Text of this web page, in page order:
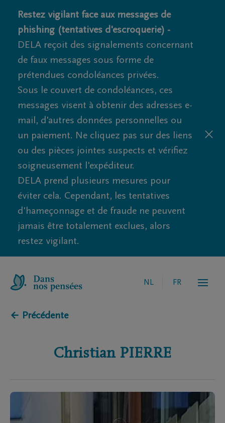
Restez vigilant face aux messages de
phishing (tentatives d'escroquerie) -
DELA reçoit des signalements concernant
de faux messages sous forme de
prétendues condoléances privées.
Sous le couvert de condoléances, ces
messages visent à obtenir des adresses e-
mail, d'autres données personnelles ou
un paiement. Ne cliquez pas sur des liens
ou des pièces jointes suspects et vérifiez
soigneusement l'expéditeur.
DELA prend plusieurs mesures pour
éviter cela. Cependant, les tentatives
d'hameçonnage et de fraude ne peuvent
jamais être totalement exclues, alors
restez vigilant.
NL FR
← Précédente
Christian PIERRE